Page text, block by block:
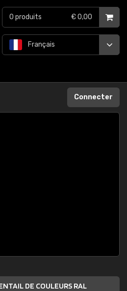
Français
0 produits € 0,00
Connecter
DE COULEURS RAL